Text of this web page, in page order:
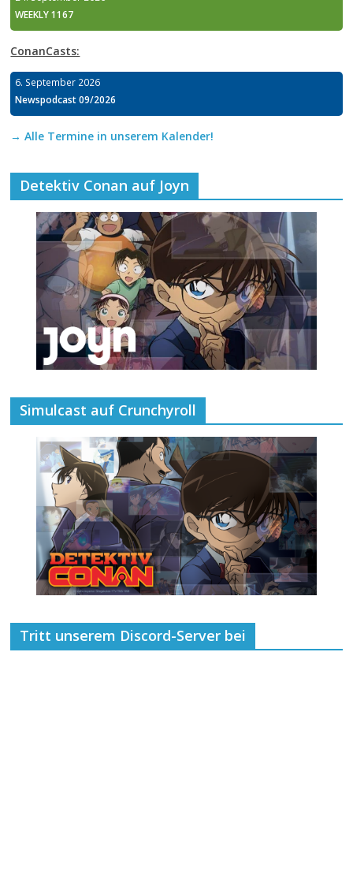
WEEKLY 1167
ConanCasts:
6. September 2026
Newspodcast 09/2026
→ Alle Termine in unserem Kalender!
Detektiv Conan auf Joyn
Simulcast auf Crunchyroll
Tritt unserem Discord-Server bei